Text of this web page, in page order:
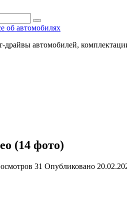
об автомобилях
драйвы автомобилей,
(14 фото)
31 Опубликовано